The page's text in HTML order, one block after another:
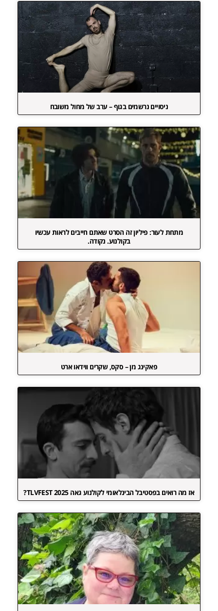
ניסויים נרשמים בגוף – ערב של מחול משובח
מתחת לעור: פיליון זה הסרט שאתם חייבים לראות עכשיו
בקולנוע. נקודה.
פאקינג מן – סקס, שקרים ווידאו ארט
אז מה רואים בפסטיבל הבינלאומי לקולנוע גאה TLVFEST 2025?